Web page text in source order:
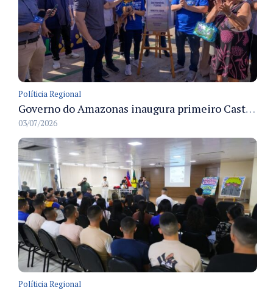
Políticia Regional
Governo do Amazonas inaugura primeiro Castramóvel Fluvial para atendimento veterinário às comunidades ribeirinhas e castração gratuita
03/07/2026
Políticia Regional